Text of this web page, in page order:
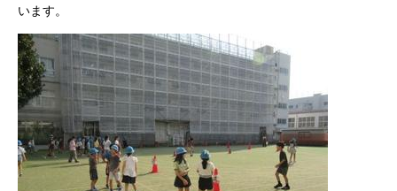
います。